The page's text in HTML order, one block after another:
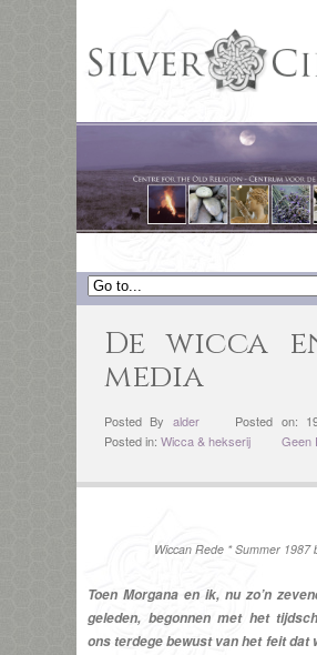
De wicca
media
Posted By alder
Posted on:
Posted in: Wicca & hekserij Geen
Wiccan Rede * Summer 1987
Toen Morgana en ik, nu zo’n
geleden, begonnen met het
ons terdege bewust van het feit dat